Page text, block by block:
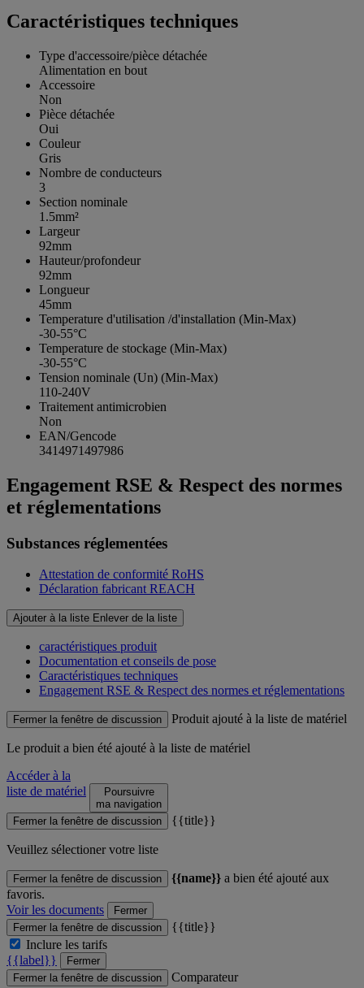
Caractéristiques techniques
Type d'accessoire/pièce détachée
Alimentation en bout
Accessoire
Non
Pièce détachée
Oui
Couleur
Gris
Nombre de conducteurs
3
Section nominale
1.5mm²
Largeur
92mm
Hauteur/profondeur
92mm
Longueur
45mm
Temperature d'utilisation /d'installation (Min-Max)
-30-55°C
Temperature de stockage (Min-Max)
-30-55°C
Tension nominale (Un) (Min-Max)
110-240V
Traitement antimicrobien
Non
EAN/Gencode
3414971497986
Engagement RSE & Respect des normes
et réglementations
Substances réglementées
Attestation de conformité RoHS
Déclaration fabricant REACH
Ajouter à la liste Enlever de la liste
caractéristiques produit
Documentation et conseils de pose
Caractéristiques techniques
Engagement RSE & Respect des normes et réglementations
Fermer la fenêtre de discussion Produit ajouté à la liste de matériel
Le produita bien été ajouté à la liste de matériel
Accéder à la
liste de matériel
Poursuivre
ma navigation
Fermer la fenêtre de discussion
{{title}}
Veuillez sélectioner votre liste
Fermer la fenêtre de discussion {{name}} a bien été ajouté aux
favoris.
Voir les documents
Fermer
Fermer la fenêtre de discussion
{{title}}
Inclure les tarifs
{{label}}
Fermer
Fermer la fenêtre de discussion
Comparateur